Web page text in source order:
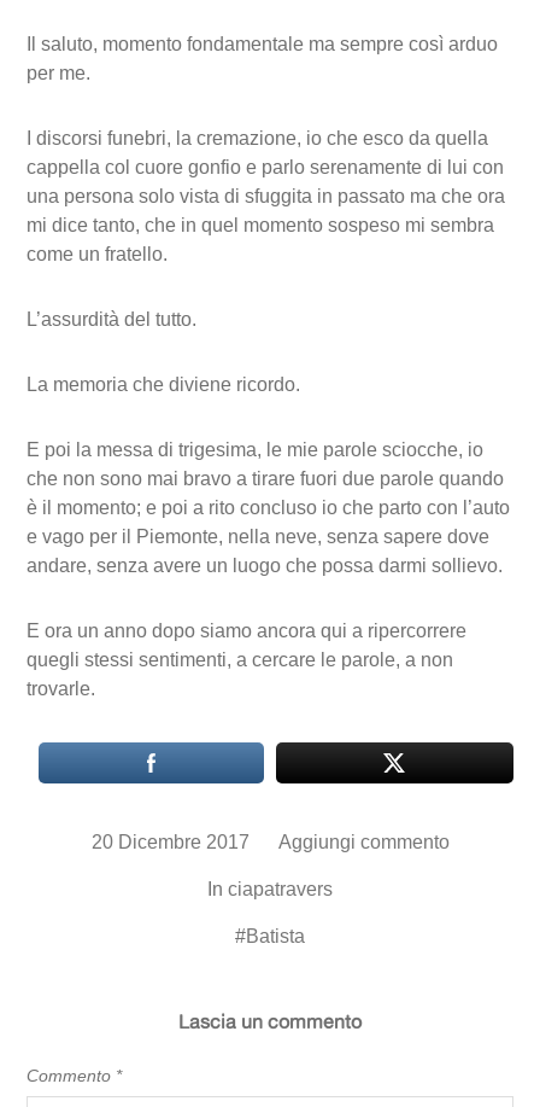
Il saluto, momento fondamentale ma sempre così arduo
per me.
I discorsi funebri, la cremazione, io che esco da quella
cappella col cuore gonfio e parlo serenamente di lui con
una persona solo vista di sfuggita in passato ma che ora
mi dice tanto, che in quel momento sospeso mi sembra
come un fratello.
L’assurdità del tutto.
La memoria che diviene ricordo.
E poi la messa di trigesima, le mie parole sciocche, io
che non sono mai bravo a tirare fuori due parole quando
è il momento; e poi a rito concluso io che parto con l’auto
e vago per il Piemonte, nella neve, senza sapere dove
andare, senza avere un luogo che possa darmi sollievo.
E ora un anno dopo siamo ancora qui a ripercorrere
quegli stessi sentimenti, a cercare le parole, a non
trovarle.
20 Dicembre 2017 Aggiungi commento
In ciapatravers
#Batista
Lascia un commento
Commento *